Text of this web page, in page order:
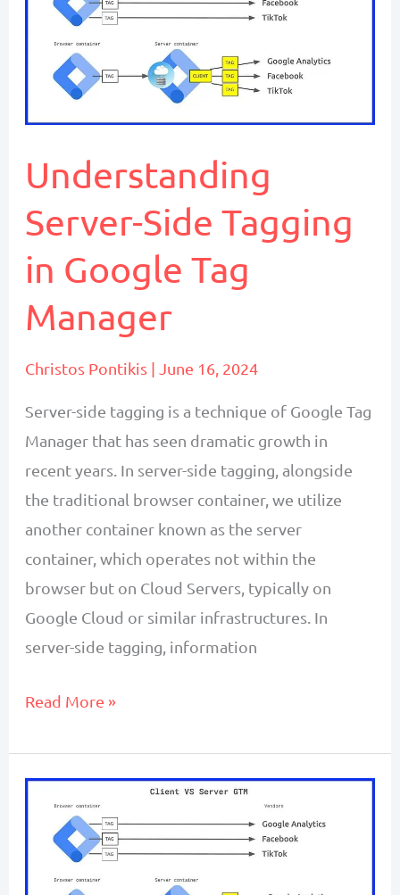
Tracking
γιατί
αποτελεί
θεμέλιο
το
Digital
Understanding
Server-Side Tagging
in Google Tag
Manager
Christos Pontikis | June 16, 2024
Server-side tagging is a technique of Google Tag
Manager that has seen dramatic growth in
recent years. In server-side tagging, alongside
the traditional browser container, we utilize
another container known as the server
container, which operates not within the
browser but on Cloud Servers, typically on
Google Cloud or similar infrastructures. In
server-side tagging, information
Understanding
Side
Tagging
Google
Read More »